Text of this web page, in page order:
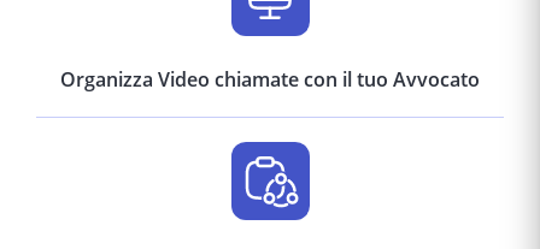
Organizza Video chiamate con il tuo Avvocato